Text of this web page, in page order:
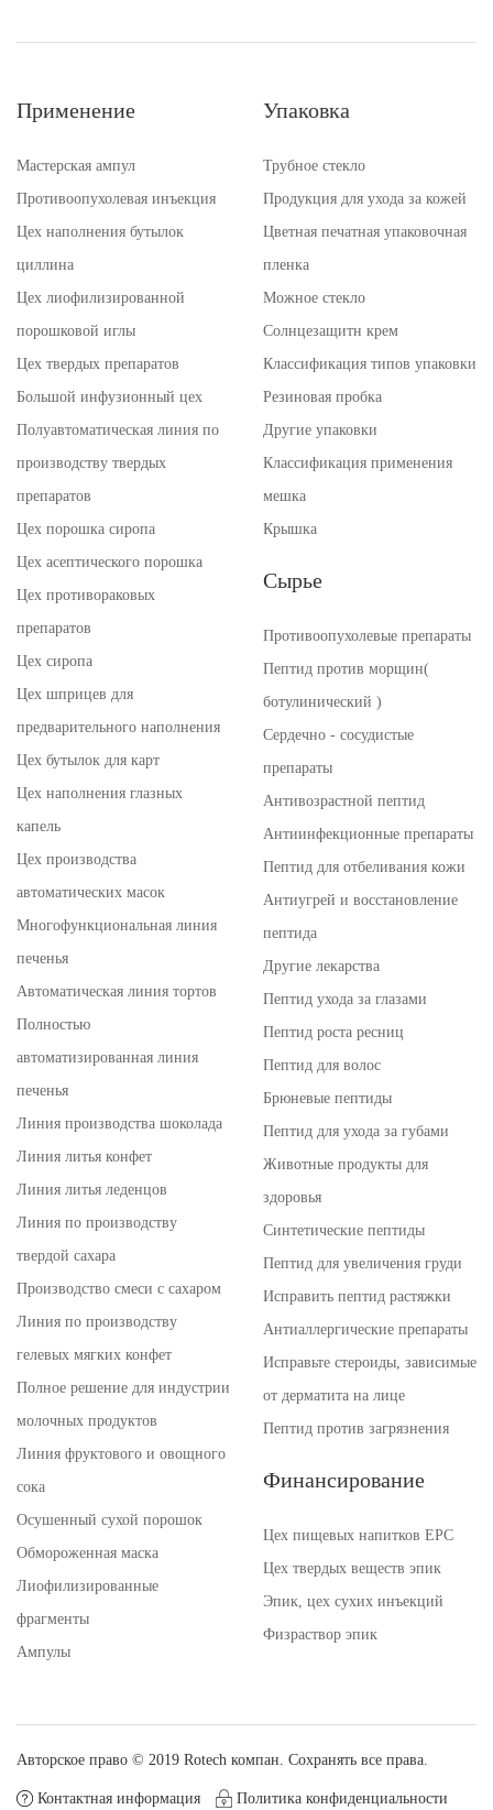
Применение
Мастерская ампул
Противоопухолевая инъекция
Цех наполнения бутылок
циллина
Цех лиофилизированной
порошковой иглы
Цех твердых препаратов
Большой инфузионный цех
Полуавтоматическая линия по
производству твердых
препаратов
Цех порошка сиропа
Цех асептического порошка
Цех противораковых
препаратов
Цех сиропа
Цех шприцев для
предварительного наполнения
Цех бутылок для карт
Цех наполнения глазных
капель
Цех производства
автоматических масок
Многофункциональная линия
печенья
Автоматическая линия тортов
Полностью
автоматизированная линия
печенья
Линия производства шоколада
Линия литья конфет
Линия литья леденцов
Линия по производству
твердой сахара
Производство смеси с сахаром
Линия по производству
гелевых мягких конфет
Полное решение для индустрии
молочных продуктов
Линия фруктового и овощного
сока
Осушенный сухой порошок
Обмороженная маска
Лиофилизированные
фрагменты
Ампулы
Упаковка
Трубное стекло
Продукция для ухода за кожей
Цветная печатная упаковочная
пленка
Можное стекло
Солнцезащитн крем
Классификация типов упаковки
Резиновая пробка
Другие упаковки
Классификация применения
мешка
Крышка
Сырье
Противоопухолевые препараты
Пептид против морщин(
ботулинический )
Сердечно - сосудистые
препараты
Антивозрастной пептид
Антиинфекционные препараты
Пептид для отбеливания кожи
Антиугрей и восстановление
пептида
Другие лекарства
Пептид ухода за глазами
Пептид роста ресниц
Пептид для волос
Брюневые пептиды
Пептид для ухода за губами
Животные продукты для
здоровья
Синтетические пептиды
Пептид для увеличения груди
Исправить пептид растяжки
Антиаллергические препараты
Исправьте стероиды, зависимые
от дерматита на лице
Пептид против загрязнения
Финансирование
Цех пищевых напитков EPC
Цех твердых веществ эпик
Эпик, цех сухих инъекций
Физраствор эпик
Авторское право © 2019 Rotech компан. Сохранять все права.
Контактная информация Политика конфиденциальности